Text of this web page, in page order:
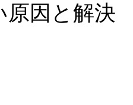
原因と解決